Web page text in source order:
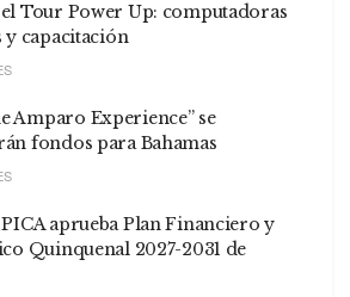
el Tour Power Up: computadoras
y capacitación
Amparo Experience” se
fondos para Bahamas
PICA aprueba Plan Financiero y
Quinquenal 2027-2031 de